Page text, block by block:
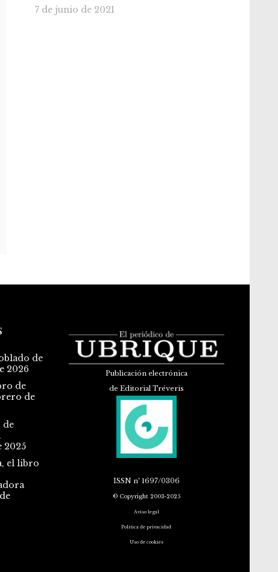
7 de junio de 2021
de
2026
de
de
de
2025
el libro
Publicación electrónica
de Editorial Tréveris
ISSNnº 1697/0306
© Copyright 2003-2025
Aviso legal
Política de privacidad
Uso de cookies